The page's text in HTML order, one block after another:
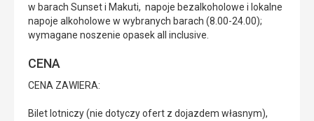
w barach Sunset i Makuti, napoje bezalkoholowe i lokalne
napoje alkoholowe w wybranych barach (8.00-24.00);
wymagane noszenie opasek all inclusive.
CENA
CENA ZAWIERA:
Bilet lotniczy (nie dotyczy ofert z dojazdem własnym),